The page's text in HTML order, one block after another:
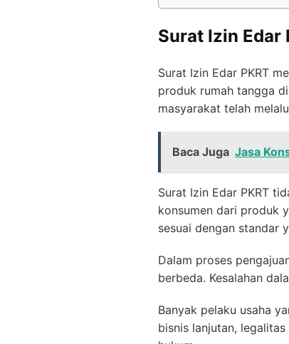
Surat Izin Edar
Surat Izin Edar PKRT
produk rumah tangga
masyarakat telah
Baca Juga Jasa
Surat Izin Edar PKRT
konsumen dari produk
sesuai dengan standar
Dalam proses
berbeda. Kesalahan
Banyak pelaku usaha
bisnis lanjutan,